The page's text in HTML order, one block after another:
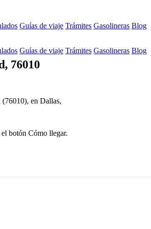
Guías de viaje Trámites Gasolineras Blog
Guías de viaje Trámites Gasolineras Blog
76010
(76010), en Dallas,
botón Cómo llegar.